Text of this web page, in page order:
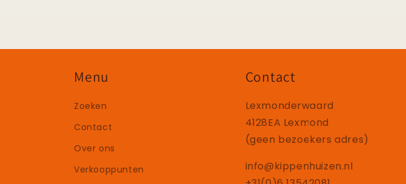
Menu
Zoeken
Contact
Over ons
Verkooppunten
Contact
Lexmonderwaard
4128EA Lexmond
(geen bezoekers adres)
info@kippenhuizen.nl